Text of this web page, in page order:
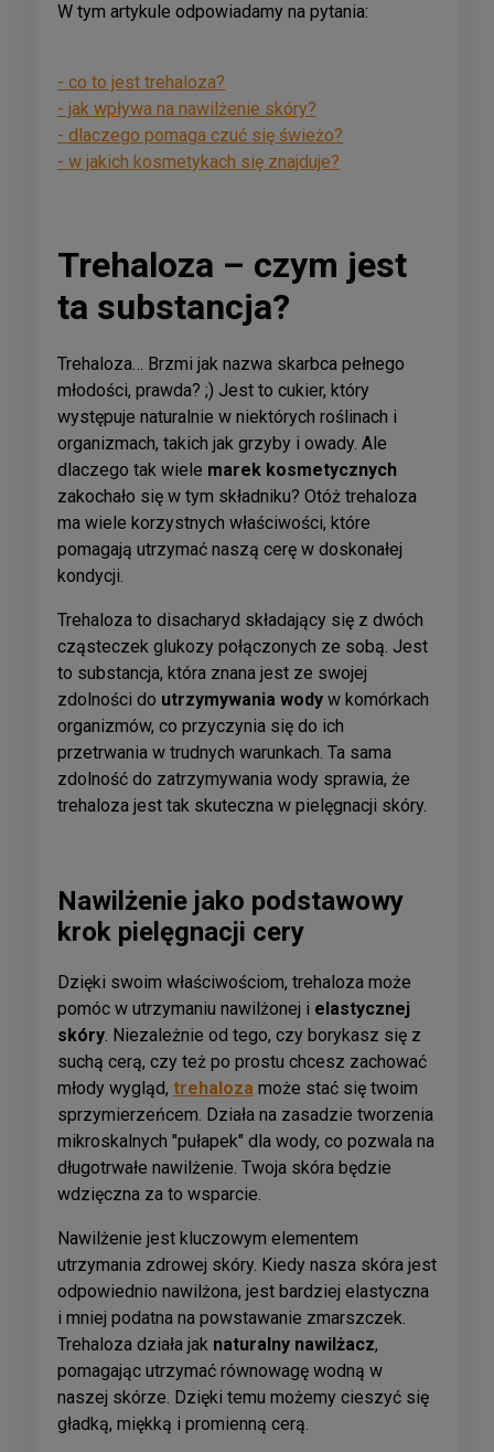
W tym artykule odpowiadamy na pytania:
- co to jest trehaloza?
- jak wpływa na nawilżenie skóry?
- dlaczego pomaga czuć się świeżo?
- w jakich kosmetykach się znajduje?
Trehaloza – czym jest
ta substancja?
Trehaloza… Brzmi jak nazwa skarbca pełnego
młodości, prawda? ;) Jest to cukier, który
występuje naturalnie w niektórych roślinach i
organizmach, takich jak grzyby i owady. Ale
dlaczego tak wiele marek kosmetycznych
zakochało się w tym składniku? Otóż trehaloza
ma wiele korzystnych właściwości, które
pomagają utrzymać naszą cerę w doskonałej
kondycji.
Trehaloza to disacharyd składający się z dwóch
cząsteczek glukozy połączonych ze sobą. Jest
to substancja, która znana jest ze swojej
zdolności do utrzymywania wody w komórkach
organizmów, co przyczynia się do ich
przetrwania w trudnych warunkach. Ta sama
zdolność do zatrzymywania wody sprawia, że
trehaloza jest tak skuteczna w pielęgnacji skóry.
Nawilżenie jako podstawowy
krok pielęgnacji cery
Dzięki swoim właściwościom, trehaloza może
pomóc w utrzymaniu nawilżonej i elastycznej
skóry. Niezależnie od tego, czy borykasz się z
suchą cerą, czy też po prostu chcesz zachować
młody wygląd, trehaloza może stać się twoim
sprzymierzeńcem. Działa na zasadzie tworzenia
mikroskalnych "pułapek" dla wody, co pozwala na
długotrwałe nawilżenie. Twoja skóra będzie
wdzięczna za to wsparcie.
Nawilżenie jest kluczowym elementem
utrzymania zdrowej skóry. Kiedy nasza skóra jest
odpowiednio nawilżona, jest bardziej elastyczna
i mniej podatna na powstawanie zmarszczek.
Trehaloza działa jak naturalny nawilżacz,
pomagając utrzymać równowagę wodną w
naszej skórze. Dzięki temu możemy cieszyć się
gładką, miękką i promienną cerą.